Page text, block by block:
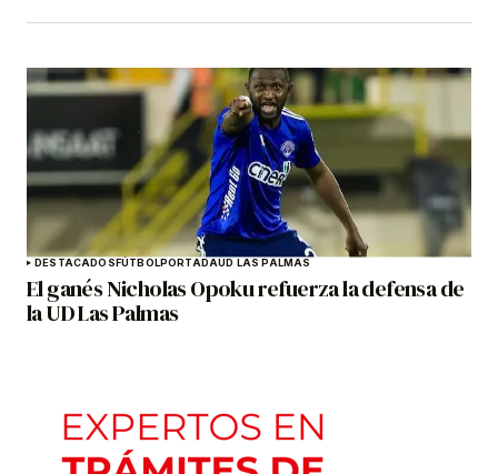
DESTACADOSFÚTBOLPORTADAUD LAS PALMAS
El ganés Nicholas Opoku refuerza la defensa de
la UD Las Palmas